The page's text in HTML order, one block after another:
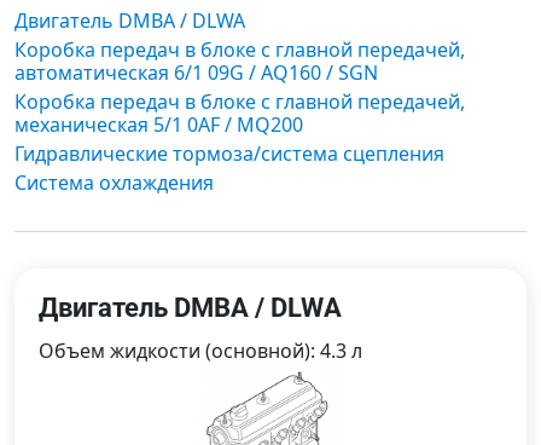
Двигатель DMBA / DLWA
Коробка передач в блоке с главной передачей,
автоматическая 6/1 09G / AQ160 / SGN
Коробка передач в блоке с главной передачей,
механическая 5/1 0AF / MQ200
Гидравлические тормоза/система сцепления
Система охлаждения
Двигатель DMBA / DLWA
Объем жидкости (основной): 4.3 л